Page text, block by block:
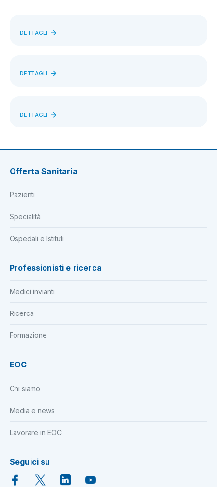
DETTAGLI
DETTAGLI
DETTAGLI
Offerta Sanitaria
Pazienti
Specialità
Ospedali e Istituti
Professionisti e ricerca
Medici invianti
Ricerca
Formazione
EOC
Chi siamo
Media e news
Lavorare in EOC
Seguici su